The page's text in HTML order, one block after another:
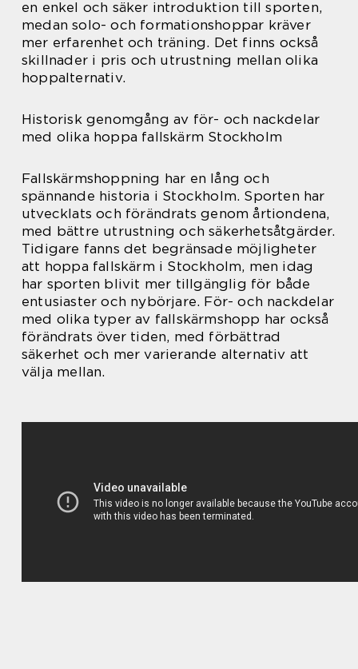
en enkel och säker introduktion till sporten,
medan solo- och formationshoppar kräver
mer erfarenhet och träning. Det finns också
skillnader i pris och utrustning mellan olika
hoppalternativ.
Historisk genomgång av för- och nackdelar
med olika hoppa fallskärm Stockholm
Fallskärmshoppning har en lång och
spännande historia i Stockholm. Sporten har
utvecklats och förändrats genom årtiondena,
med bättre utrustning och säkerhetsåtgärder.
Tidigare fanns det begränsade möjligheter
att hoppa fallskärm i Stockholm, men idag
har sporten blivit mer tillgänglig för både
entusiaster och nybörjare. För- och nackdelar
med olika typer av fallskärmshopp har också
förändrats över tiden, med förbättrad
säkerhet och mer varierande alternativ att
välja mellan.